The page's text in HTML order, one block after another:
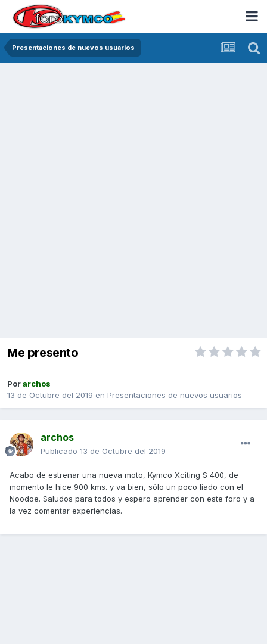
Presentaciones de nuevos usuarios
Me presento
Porarchos
13 de Octubre del 2019 en Presentaciones de nuevos usuarios
archos
Publicado 13 de Octubre del 2019
Acabo de estrenar una nueva moto, Kymco Xciting S 400, de
momento le hice 900 kms. y va bien, sólo un poco liado con el
Noodoe. Saludos para todos y espero aprender con este foro y a
la vez comentar experiencias.